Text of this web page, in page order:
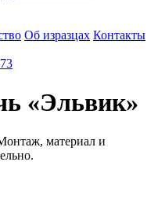
Об изразцах Контакты
«Эльвик»
материал и